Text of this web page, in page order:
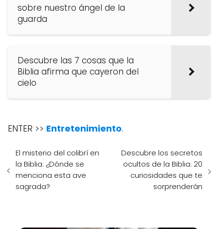
sobre nuestro ángel de la
guarda
Descubre las 7 cosas que la
Biblia afirma que cayeron del
cielo
ENTER >> Entretenimiento.
El misterio del colibrí en
la Biblia: ¿Dónde se
menciona esta ave
sagrada?
Descubre los secretos
ocultos de la Biblia: 20
curiosidades que te
sorprenderán